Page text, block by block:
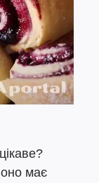
має